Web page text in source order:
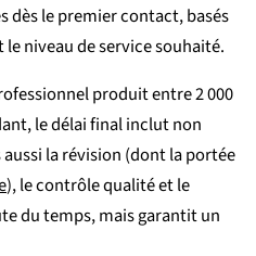
dès le premier contact, basés
niveau de service souhaité.
produit entre 2 000
le délai final inclut non
la révision (dont la portée
), le contrôle qualité et le
du temps, mais garantit un